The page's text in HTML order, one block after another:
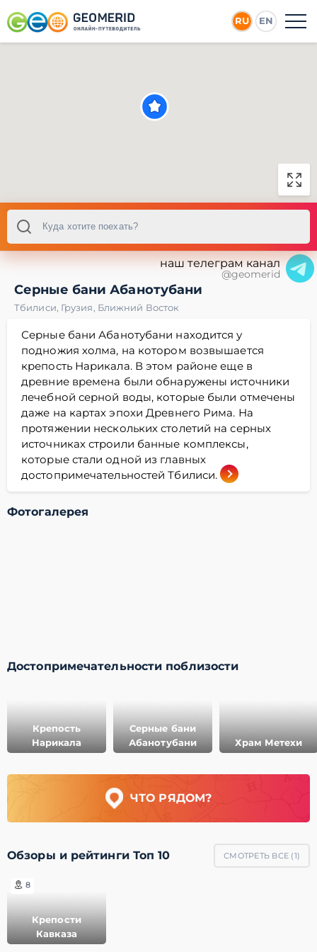
RU EN
наш телеграм канал
@geomerid
Серные бани Абанотубани
Тбилиси, Грузия, Ближний Восток
Серные бани Абанотубани находится у
подножия холма, на котором возвышается
крепость Нарикала. В этом районе еще в
древние времена были обнаружены источники
лечебной серной воды, которые были отмечены
даже на картах эпохи Древнего Рима. На
протяжении нескольких столетий на серных
источниках строили банные комплексы,
которые стали одной из главных
достопримечательностей Тбилиси.
Фотогалерея
Достопримечательности поблизости
Крепость
Нарикала
Серные бани
Абанотубани
Храм Метехи
ЧТО РЯДОМ?
Обзоры и рейтинги Топ 10 СМОТРЕТЬ ВСЕ (1)
8
Крепости
Кавказа